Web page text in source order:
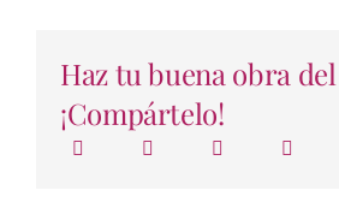
Haz tu buena obra
¡Compártelo!